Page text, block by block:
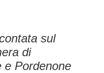
sul
di
e Pordenone